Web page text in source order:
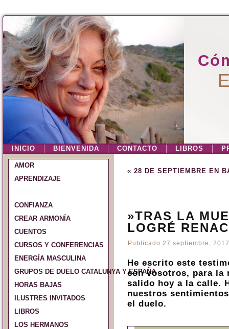
INICIO BIENVENIDA CONTACTO LIBROS
AMOR
APRENDIZAJE
CONFIANZA
CREAR ARMONÍA
CUENTOS
CURSOS Y CONFERENCIAS
ENERGÍA MASCULINA
GRUPOS DE DUELO CATALUNYA Y ESPAÑA
HORAS BAJAS
ILUSTRES INVITADOS
LIBROS
LOS HERMANOS
« 28 DE SEPTIEMBRE EN
»TRAS LA
LOGRÉ
Publicado 27 septiembre, 2017
He escrito este
con vosotros, para la
salido hoy a la calle.
nuestros
el duelo.